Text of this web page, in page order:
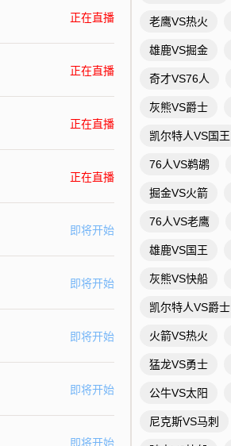
正在直播
正在直播
正在直播
正在直播
即将开始
即将开始
即将开始
即将开始
即将开始
老鹰VS热火
雄鹿VS掘金
奇才VS76人
灰熊VS爵士
凯尔特人VS国王
76人VS鹈鹕
掘金VS火箭
76人VS老鹰
雄鹿VS国王
灰熊VS快船
凯尔特人VS爵士
火箭VS热火
猛龙VS勇士
公牛VS太阳
尼克斯VS马刺